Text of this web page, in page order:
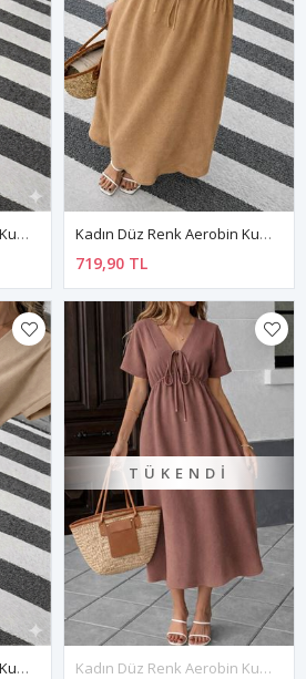
Kadın Düz Renk Aerobin Kumaş Yazlık V Yaka Kısa Kol Beli Lastikli Diz Altı Elbise 10C-2379 Kadın Düz Renk Aerobin Kumaş Yazlık V Yaka Kısa Kol Beli Lastikli Diz Altı Elbise 10C-2380
719,90 TL
Kadın Düz Renk Aerobin Kumaş Yazlık V Yaka Kısa Kol Beli Lastikli Diz Altı Elbise 10C-2383
TÜKENDI
Kadın Düz Renk Aerobin Kumaş Yazlık V Yaka Kısa Kol Beli Lastikli Diz Altı Elbise 10C-2382